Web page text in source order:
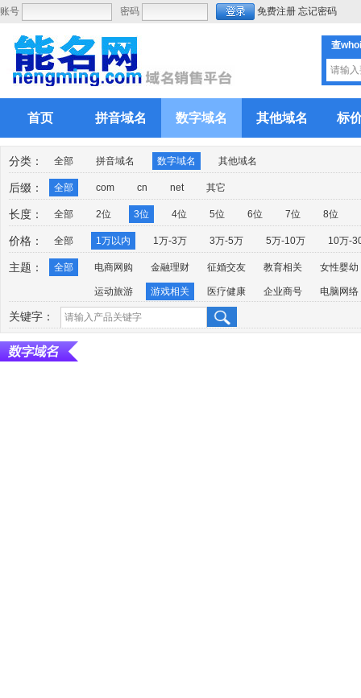
账号 密码 免费注册 忘记密码
查
首页 拼音域名 数字域名 其他域名 标
分类： 全部 拼音域名 数字域名 其他域名
后缀： 全部 com cn net 其它
长度： 全部 2位 3位 4位 5位 6位 7位 8位
价格： 全部 1万以内 1万-3万 3万-5万 5万-10万 10万-
主题： 全部 电商网购 金融理财 征婚交友 教育相关 女性婴幼
运动旅游 游戏相关 医疗健康 企业商号 电脑网络
关键字：